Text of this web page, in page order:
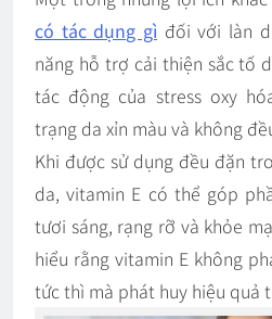
có tác dụng gì đối với làn
năng hỗ trợ cải thiện sắc tố
tác động của stress oxy
trạng da xỉn màu và không
Khi được sử dụng đều đặn
da, vitamin E có thể góp
tươi sáng, rạng rỡ và khỏe
hiểu rằng vitamin E không
tức thì mà phát huy hiệu quả